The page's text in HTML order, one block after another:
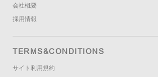
会社概要
採用情報
TERMS&CONDITIONS
サイト利用規約